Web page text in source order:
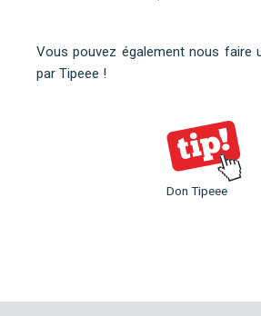
Vous pouvez également nous faire
par Tipeee !
Don Tipeee